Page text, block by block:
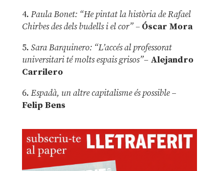
4. Paula Bonet: “He pintat la història de Rafael
Chirbes des dels budells i el cor” –Óscar Mora
5. Sara Barquinero: “L’accés al professorat
universitari té molts espais grisos”– Alejandro
Carrilero
6. Espadà, un altre capitalisme és possible –
Felip Bens